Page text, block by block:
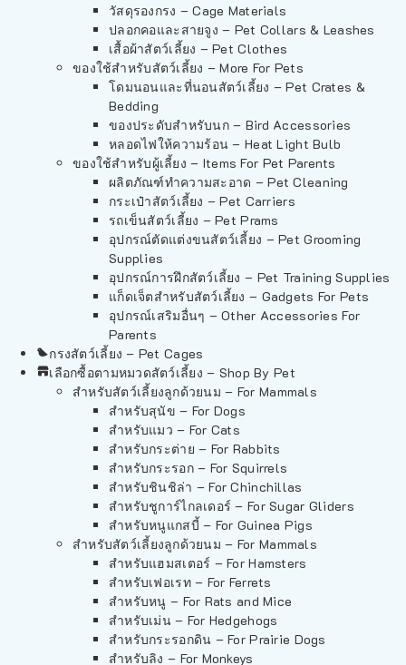
วัสดุรองกรง – Cage Materials
ปลอกคอและสายจูง – Pet Collars & Leashes
เสื้อผ้าสัตว์เลี้ยง – Pet Clothes
ของใช้สำหรับสัตว์เลี้ยง – More For Pets
โดมนอนและที่นอนสัตว์เลี้ยง – Pet Crates &
Bedding
ของประดับสำหรับนก – Bird Accessories
หลอดไฟให้ความร้อน – Heat Light Bulb
ของใช้สำหรับผู้เลี้ยง – Items For Pet Parents
ผลิตภัณฑ์ทำความสะอาด – Pet Cleaning
กระเป๋าสัตว์เลี้ยง – Pet Carriers
รถเข็นสัตว์เลี้ยง – Pet Prams
อุปกรณ์ตัดแต่งขนสัตว์เลี้ยง – Pet Grooming
Supplies
อุปกรณ์การฝึกสัตว์เลี้ยง – Pet Training Supplies
แก็ดเจ็ตสำหรับสัตว์เลี้ยง – Gadgets For Pets
อุปกรณ์เสริมอื่นๆ – Other Accessories For
Parents
กรงสัตว์เลี้ยง – Pet Cages
เลือกซื้อตามหมวดสัตว์เลี้ยง – Shop By Pet
สำหรับสัตว์เลี้ยงลูกด้วยนม – For Mammals
สำหรับสุนัข – For Dogs
สำหรับแมว – For Cats
สำหรับกระต่าย – For Rabbits
สำหรับกระรอก – For Squirrels
สำหรับชินชิล่า – For Chinchillas
สำหรับชูการ์ไกลเดอร์ – For Sugar Gliders
สำหรับหนูแกสบี้ – For Guinea Pigs
สำหรับสัตว์เลี้ยงลูกด้วยนม – For Mammals
สำหรับแฮมสเตอร์ – For Hamsters
สำหรับเฟอเรท – For Ferrets
สำหรับหนู – For Rats and Mice
สำหรับเม่น – For Hedgehogs
สำหรับกระรอกดิน – For Prairie Dogs
สำหรับลิง – For Monkeys